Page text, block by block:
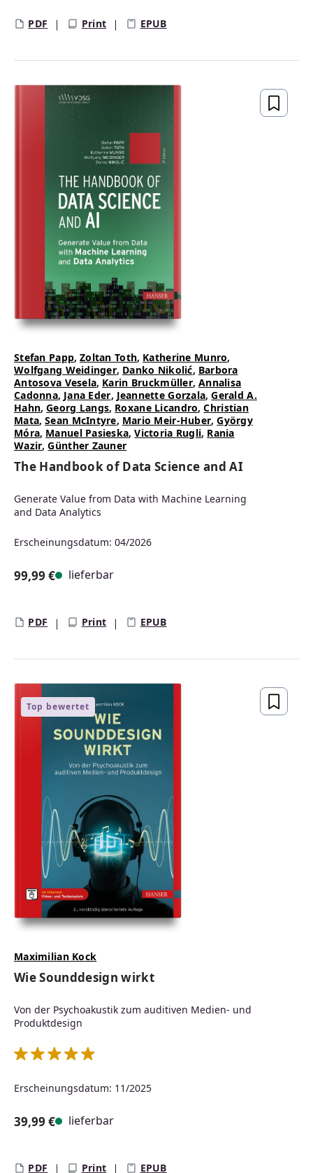
PDF Print EPUB
Stefan Papp,Zoltan Toth, Katherine Munro,
Wolfgang Weidinger, Danko Nikolić, Barbora
Antosova Vesela, Karin Bruckmüller, Annalisa
Cadonna, Jana Eder, Jeannette Gorzala,Gerald A.
Hahn,Georg Langs, Roxane Licandro,Christian
Mata,Sean McIntyre, Mario Meir-Huber,György
Móra, Manuel Pasieska,Victoria Rugli, Rania
Wazir,Günther Zauner
The Handbook of Data Science and AI
Generate Value from Data with Machine Learning
and Data Analytics
Erscheinungsdatum: 04/2026
99,99 € lieferbar
PDF Print EPUB
Top bewertet
Maximilian Kock
Wie Sounddesign wirkt
Von der Psychoakustik zum auditiven Medien- und
Produktdesign
Erscheinungsdatum: 11/2025
39,99 € lieferbar
PDF Print EPUB